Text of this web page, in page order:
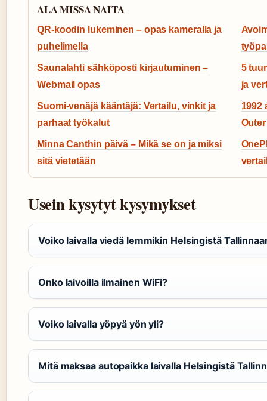
ALA MISSA NAITA
QR-koodin lukeminen – opas kameralla ja
puhelimella
Saunalahti sähköposti kirjautuminen –
Webmail opas
5
ja
Suomi-venäjä kääntäjä: Vertailu, vinkit ja
parhaat työkalut
1992
Minna Canthin päivä – Mikä se on ja miksi
sitä vietetään
Usein kysytyt kysymykset
Voiko laivalla viedä lemmikin Helsingistä
Onko laivoilla ilmainen WiFi?
Voiko laivalla yöpyä yön yli?
Mitä maksaa autopaikka laivalla Helsingistä